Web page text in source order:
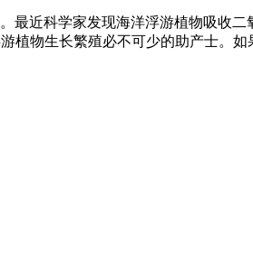
近科学家发现海洋浮游植物吸收
物生长繁殖必不可少的助产士。